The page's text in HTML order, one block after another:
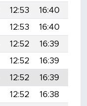
12:53 16:40
12:53 16:40
12:52 16:39
12:52 16:39
12:52 16:39
12:52 16:38